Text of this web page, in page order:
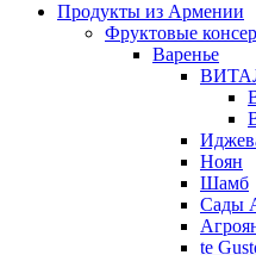
Продукты из Армении
Фруктовые
Варенье
Ноян
Шамб
Сады
te